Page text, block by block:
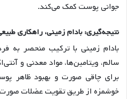
جوانی پوست کمک می‌کند.
نتیجهگیری: بادامزمینی، راهکاری
بادام زمینی با ترکیب منحصر به
سالم، ویتامین‌ها، مواد معدنی و
برای چاقی صورت و بهبود ظاهر
خوشمزه از طریق تقویت عضلات